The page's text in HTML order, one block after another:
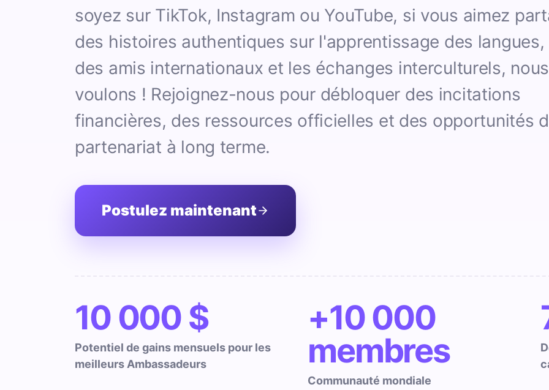
soyez sur TikTok, Instagram ou YouTube, si vous aimez
des histoires authentiques sur l'apprentissage des langues,
des amis internationaux et les échanges interculturels,
voulons ! Rejoignez-nous pour débloquer des incitations
financières, des ressources officielles et des opportunités
partenariat à long terme.
Postulez maintenant
10 000 $
Potentiel de gains mensuels pour les
meilleurs Ambassadeurs
+10 000
membres
Communauté mondiale